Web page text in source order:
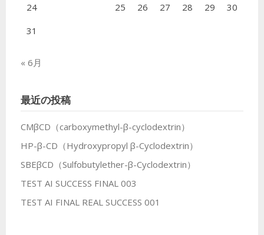
24
25 26 27 28 29
30
31
« 6月
最近の投稿
CMβCD（carboxymethyl-β-cyclodextrin）
HP-β-CD（Hydroxypropyl β-Cyclodextrin）
SBEβCD（Sulfobutylether-β-Cyclodextrin）
TEST AI SUCCESS FINAL 003
TEST AI FINAL REAL SUCCESS 001